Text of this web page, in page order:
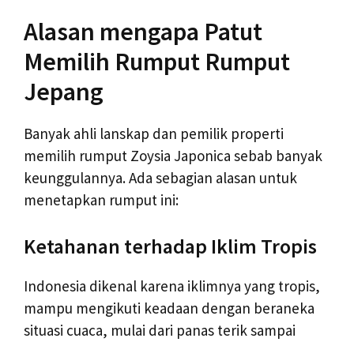
Alasan mengapa Patut
Memilih Rumput Rumput
Jepang
Banyak ahli lanskap dan pemilik properti
memilih rumput Zoysia Japonica sebab banyak
keunggulannya. Ada sebagian alasan untuk
menetapkan rumput ini:
Ketahanan terhadap Iklim Tropis
Indonesia dikenal karena iklimnya yang tropis,
mampu mengikuti keadaan dengan beraneka
situasi cuaca, mulai dari panas terik sampai